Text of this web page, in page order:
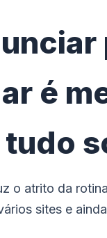
é
o atrito da
sites e